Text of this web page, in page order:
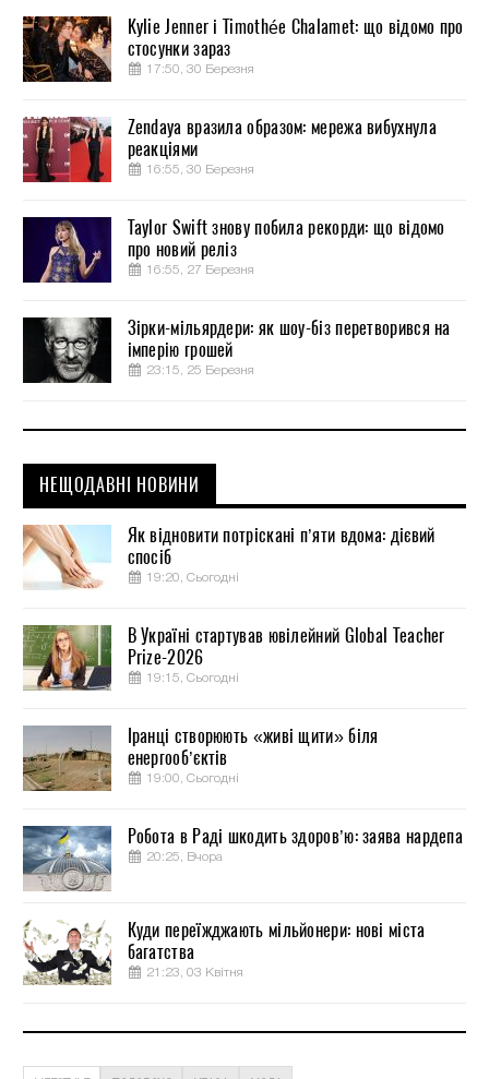
Kylie Jenner і Timothée Chalamet: що відомо про
стосунки зараз
17:50, 30 Березня
Zendaya вразила образом: мережа вибухнула
реакціями
16:55, 30 Березня
Taylor Swift знову побила рекорди: що відомо
про новий реліз
16:55, 27 Березня
Зірки-мільярдери: як шоу-біз перетворився на
імперію грошей
23:15, 25 Березня
НЕЩОДАВНІ НОВИНИ
Як відновити потріскані п’яти вдома: дієвий
спосіб
19:20, Сьогодні
В Україні стартував ювілейний Global Teacher
Prize-2026
19:15, Сьогодні
Іранці створюють «живі щити» біля
енергооб’єктів
19:00, Сьогодні
Робота в Раді шкодить здоров’ю: заява нардепа
20:25, Вчора
Куди переїжджають мільйонери: нові міста
багатства
21:23, 03 Квітня